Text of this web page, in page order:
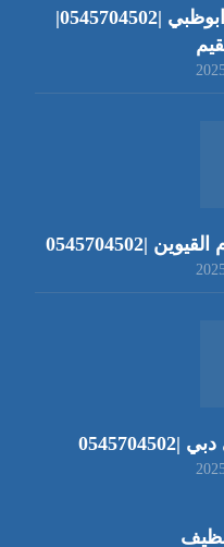
شركة تنظيف خزانات في ابوظبي |0545704502|